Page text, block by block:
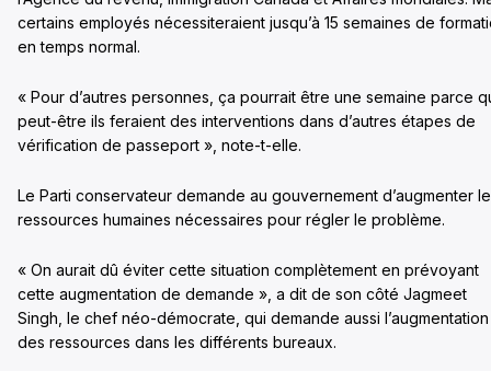
certains employés nécessiteraient jusqu’à 15 semaines de
en temps normal.
« Pour d’autres personnes, ça pourrait être une semaine parce
peut-être ils feraient des interventions dans d’autres étapes de
vérification de passeport », note-t-elle.
Le Parti conservateur demande au gouvernement d’augmenter
ressources humaines nécessaires pour régler le problème.
« On aurait dû éviter cette situation complètement en prévoyant
cette augmentation de demande », a dit de son côté Jagmeet
Singh, le chef néo-démocrate, qui demande aussi l’augmentation
des ressources dans les différents bureaux.